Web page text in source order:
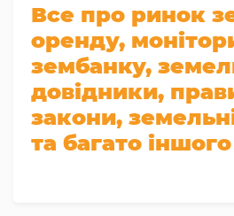
Все про ринок
оренду,
зембанку,
довідники,
закони,
та багато іншого